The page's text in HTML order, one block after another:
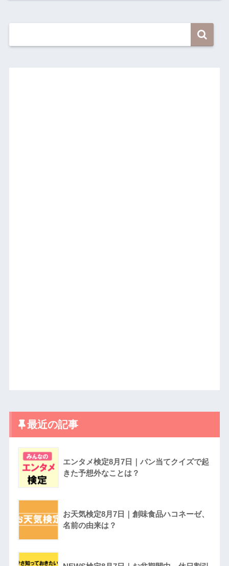
最近の記事
エンタメ検定8月7日｜パン当てクイズで起
きた予想外なことは？
お天気検定8月7日｜創味食品ハコネーゼ、
名前の由来は？